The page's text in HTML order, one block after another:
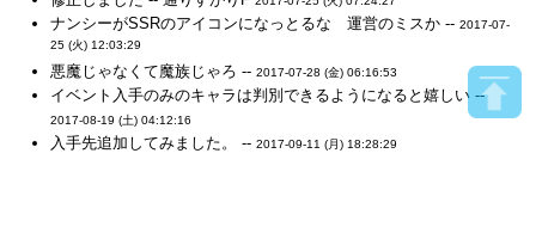
ナンシーがSSRのアイコンになっとるな 運営のミスか -- 2017-07-
25 (火) 12:03:29
悪魔じゃなくて魔族じゃろ -- 2017-07-28 (金) 06:16:53
イベント入手のみのキャラは判別できるようになると嬉しい --
2017-08-19 (土) 04:12:16
入手先追加してみました。 -- 2017-09-11 (月) 18:28:29